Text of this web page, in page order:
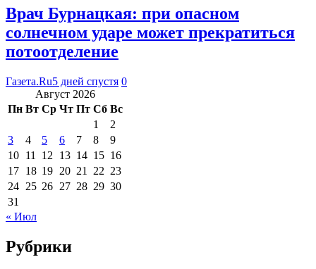
Врач Бурнацкая: при опасном
солнечном ударе может прекратиться
потоотделение
Газета.Ru5 дней спустя 0
Август 2026
Пн Вт Ср Чт Пт Сб Вс
1
2
3
4 5 6 7 8
9
10 11 12 13 14 15 16
17 18 19 20 21 22 23
24 25 26 27 28 29 30
31
« Июл
Рубрики